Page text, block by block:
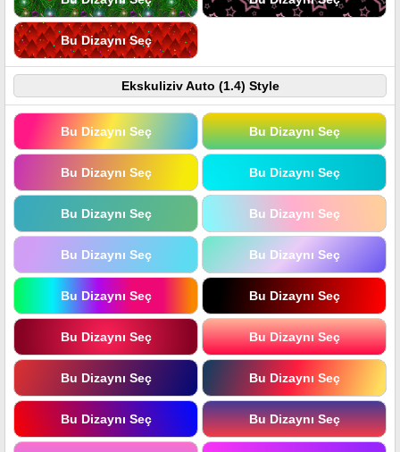
Bu Dizaynı Seç
Ekskuliziv Auto (1.4) Style
Bu Dizaynı Seç Bu Dizaynı Seç
Bu Dizaynı Seç Bu Dizaynı Seç
Bu Dizaynı Seç Bu Dizaynı Seç
Bu Dizaynı Seç Bu Dizaynı Seç
Bu Dizaynı Seç Bu Dizaynı Seç
Bu Dizaynı Seç Bu Dizaynı Seç
Bu Dizaynı Seç Bu Dizaynı Seç
Bu Dizaynı Seç Bu Dizaynı Seç